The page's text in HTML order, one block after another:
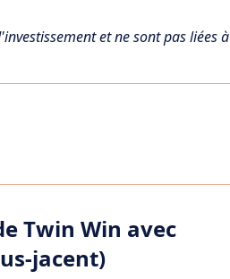
et ne sont pas liées à
Twin Win avec
jacent)